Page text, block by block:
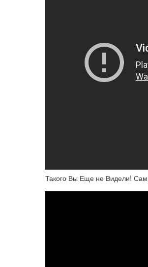
Такого Вы Еще не Видели!